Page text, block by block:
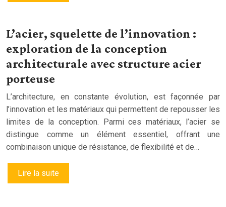
L’acier, squelette de l’innovation :
exploration de la conception
architecturale avec structure acier
porteuse
L’architecture, en constante évolution, est façonnée par
l’innovation et les matériaux qui permettent de repousser les
limites de la conception. Parmi ces matériaux, l’acier se
distingue comme un élément essentiel, offrant une
combinaison unique de résistance, de flexibilité et de…
Lire la suite